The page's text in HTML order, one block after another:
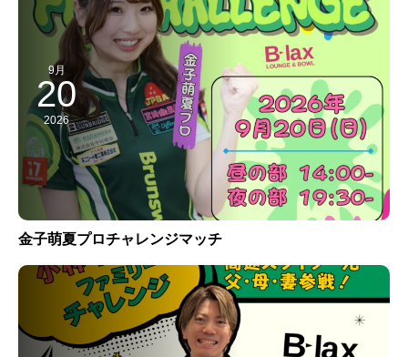
9月
20
2026
金子萌夏プロチャレンジマッチ